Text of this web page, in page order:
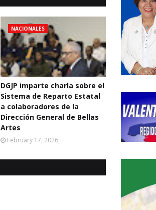
NACIONALES
DGJP imparte charla sobre el
Sistema de Reparto Estatal
a colaboradores de la
Dirección General de Bellas
Artes
February 17, 2026